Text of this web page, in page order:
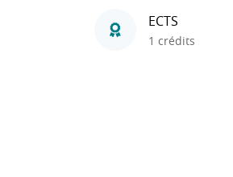
ECTS
1 crédits